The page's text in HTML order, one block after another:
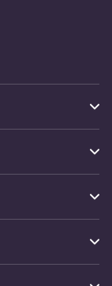
for å
å påføre
de
utvalg
annen
du